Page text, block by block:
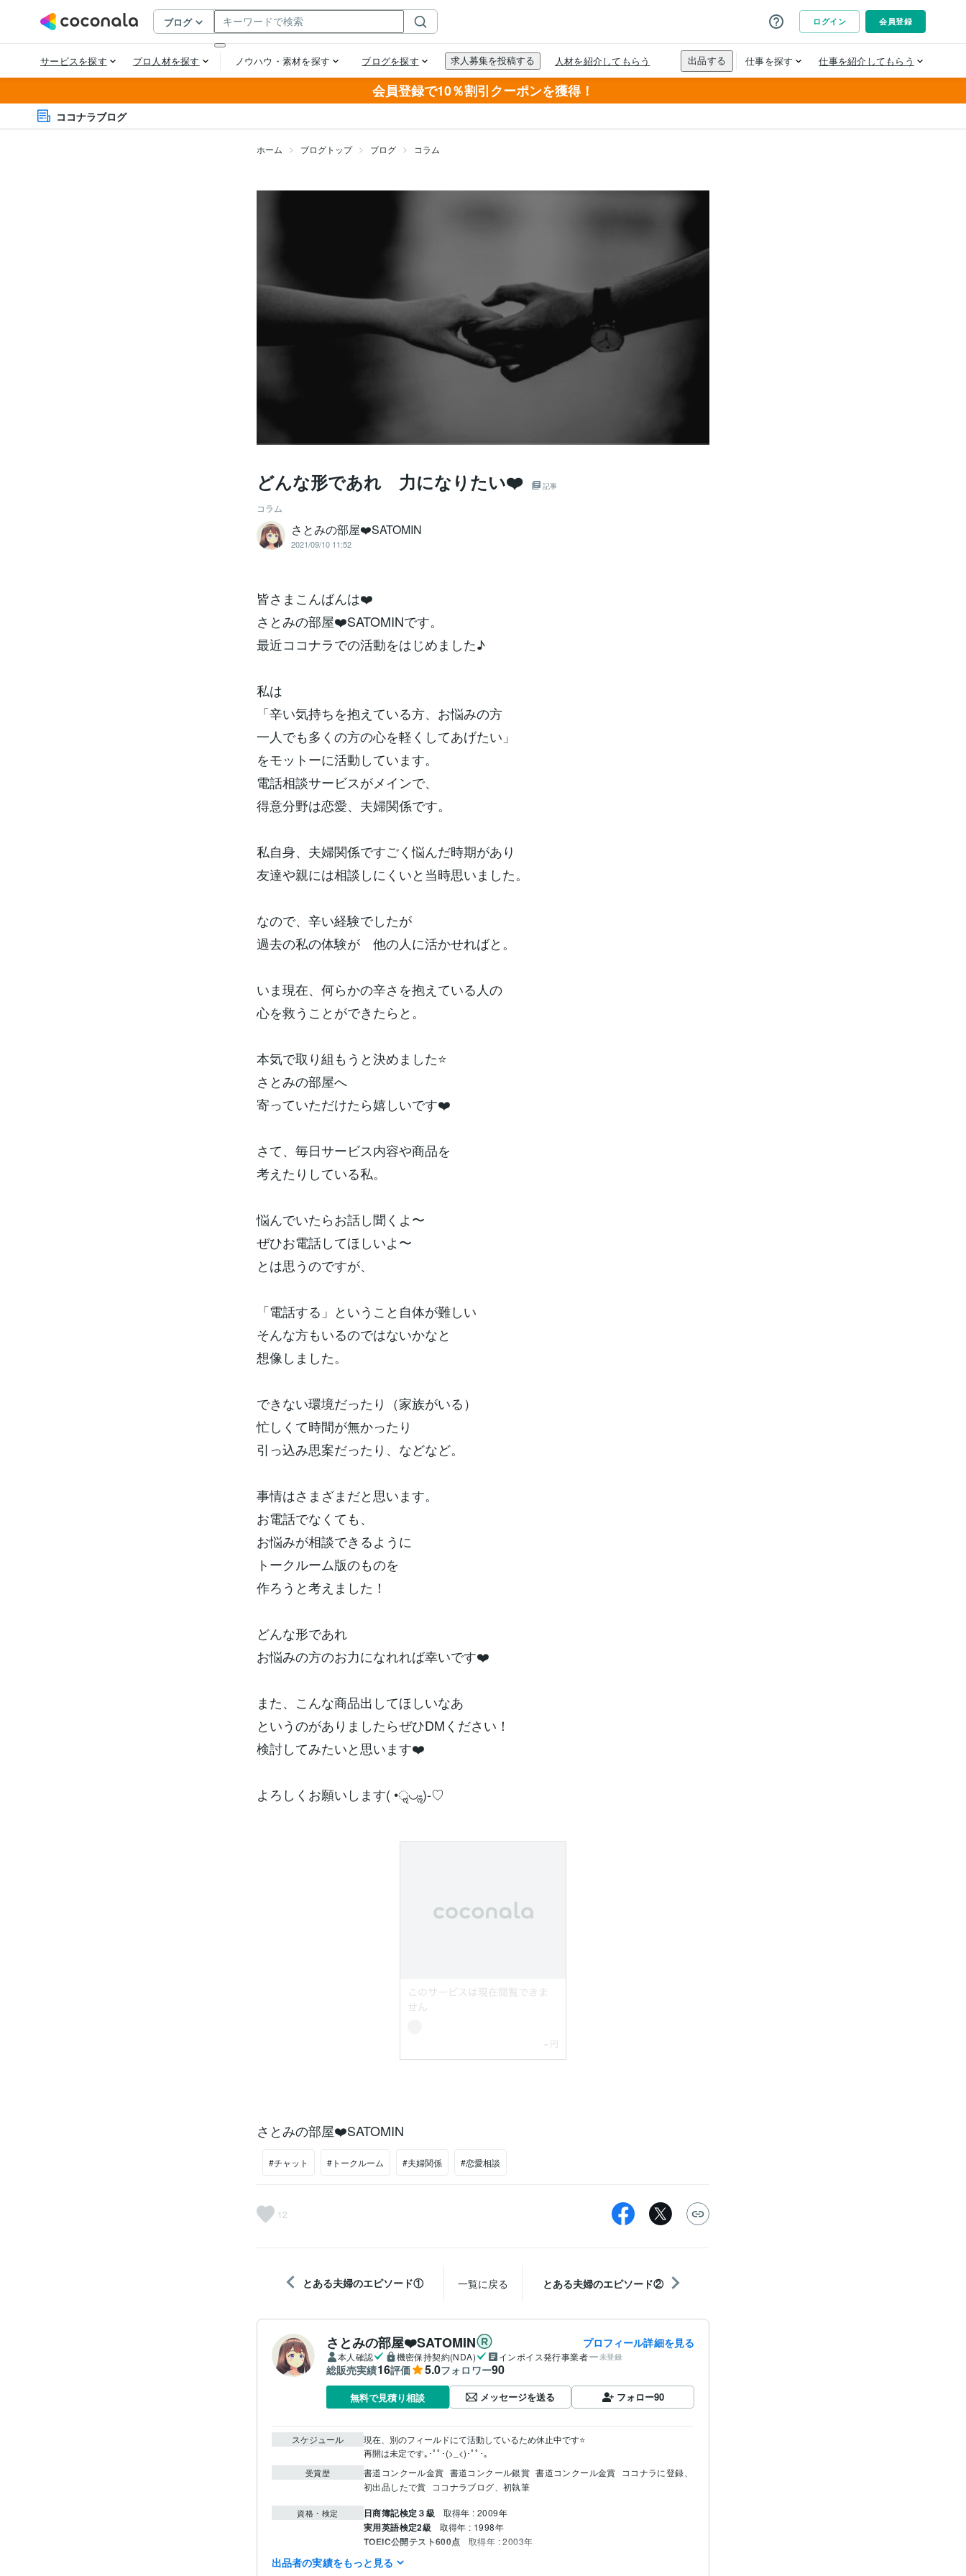
会員登録で10％割引クーポンを獲得！
ココナラブログ
ホーム ブログトップ ブログ コラム
どんな形であれ 力になりたい❤️ 記事
コラム
さとみの部屋❤️SATOMIN
2021/09/10 11:52
皆さまこんばんは❤️
さとみの部屋❤️SATOMINです。
最近ココナラでの活動をはじめました♪
私は
「辛い気持ちを抱えている方、お悩みの方
一人でも多くの方の心を軽くしてあげたい」
をモットーに活動しています。
電話相談サービスがメインで、
得意分野は恋愛、夫婦関係です。
私自身、夫婦関係ですごく悩んだ時期があり
友達や親には相談しにくいと当時思いました。
なので、辛い経験でしたが
過去の私の体験が 他の人に活かせればと。
いま現在、何らかの辛さを抱えている人の
心を救うことができたらと。
本気で取り組もうと決めました⭐️
さとみの部屋へ
寄っていただけたら嬉しいです❤️
さて、毎日サービス内容や商品を
考えたりしている私。
悩んでいたらお話し聞くよ〜
ぜひお電話してほしいよ〜
とは思うのですが、
「電話する」ということ自体が難しい
そんな方もいるのではないかなと
想像しました。
できない環境だったり（家族がいる）
忙しくて時間が無かったり
引っ込み思案だったり、などなど。
事情はさまざまだと思います。
お電話でなくても、
お悩みが相談できるように
トークルーム版のものを
作ろうと考えました！
どんな形であれ
お悩みの方のお力になれれば幸いです❤️
また、こんな商品出してほしいなあ
というのがありましたらぜひDMください！
検討してみたいと思います❤️
よろしくお願いします( •ॢ◡-ॢ)-♡
さとみの部屋❤️SATOMIN
#チャット #トークルーム #夫婦関係 #恋愛相談
12
とある夫婦のエピソード① 一覧に戻る とある夫婦のエピソード②
さとみの部屋❤️SATOMIN プロフィール詳細を見る
本人確認 機密保持契約(NDA) インボイス発行事業者 未登録
総販売実績16評価 5.0フォロワー90
無料で見積り相談 メッセージを送る フォロー90
スケジュール
現在、別のフィールドにて活動しているため休止中です⭐️
再開は未定です｡･ﾟﾟ･(>_<)･ﾟﾟ･｡
受賞歴 書道コンクール金賞 書道コンクール銀賞 書道コンクール金賞
ココナラに登録、
初出品したで賞
ココナラブログ、初執筆
資格・検定 日商簿記検定３級 取得年 : 2009年
実用英語検定2級 取得年 : 1998年
TOEIC公開テスト600点 取得年 : 2003年
普通自動車第一種運転免許
出品者の実績をもっと見る